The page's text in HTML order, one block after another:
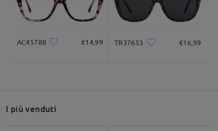
AC45788 €14,99 TR37653 €16,99
I più venduti